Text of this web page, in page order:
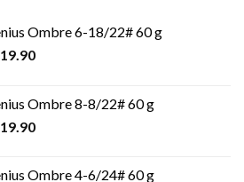
Ombre 6-18/22# 60 g
Ombre 8-8/22# 60 g
Ombre 4-6/24# 60 g